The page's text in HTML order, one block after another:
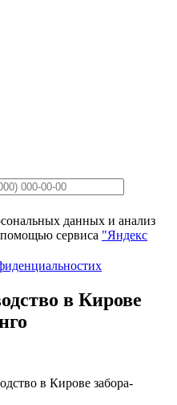
данных и анализ
помощью сервиса "Яндекс
в Кирове
в Кирове забора-